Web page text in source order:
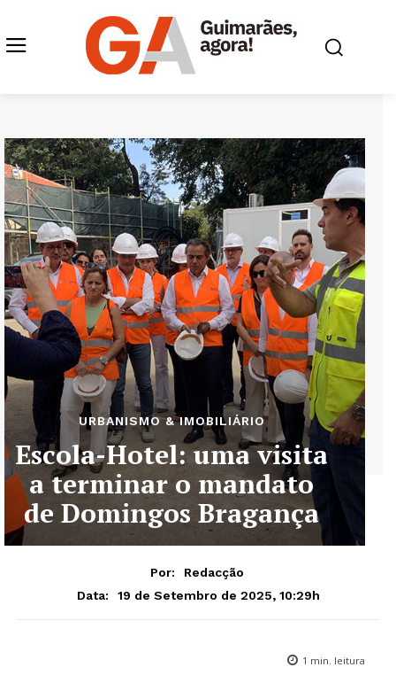
URBANISMO & IMOBILIÁRIO
Escola-Hotel: uma visita
a terminar o mandato
de Domingos Bragança
Por:
Redacção
Data:
19 de Setembro de 2025, 10:29h
1 min. leitura